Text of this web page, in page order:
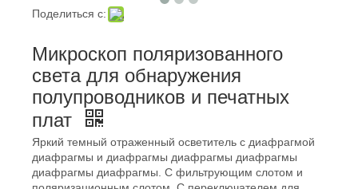
Поделиться с:
Микроскоп поляризованного
света для обнаружения
полупроводников и печатных
плат
Яркий темный отраженный осветитель с диафрагмой
диафрагмы и диафрагмы диафрагмы диафрагмы
диафрагмы диафрагмы. С фильтрующим слотом и